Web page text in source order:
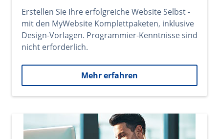
Erstellen Sie Ihre erfolgreiche Website Selbst -
mit den MyWebsite Komplettpaketen, inklusive
Design-Vorlagen. Programmier-Kenntnisse sind
nicht erforderlich.
Mehr erfahren